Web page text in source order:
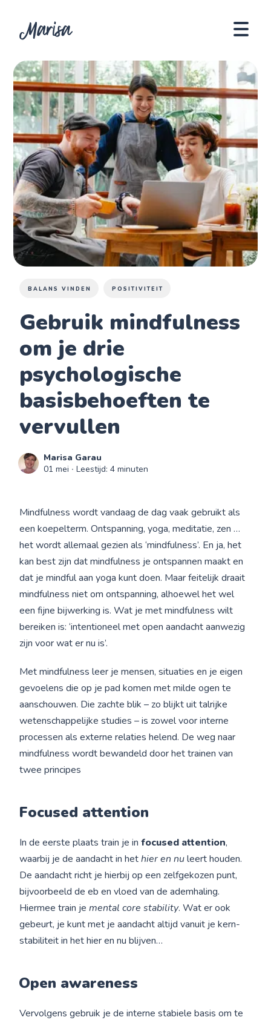
BALANS VINDEN POSITIVITEIT
Gebruik mindfulness
om je drie
psychologische
basisbehoeften te
vervullen
Marisa Garau
01 mei ∙ Leestijd: 4 minuten
Mindfulness wordt vandaag de dag vaak gebruikt als
een koepelterm. Ontspanning, yoga, meditatie, zen …
het wordt allemaal gezien als ‘mindfulness’. En ja, het
kan best zijn dat mindfulness je ontspannen maakt en
dat je mindful aan yoga kunt doen. Maar feitelijk draait
mindfulness niet om ontspanning, alhoewel het wel
een fijne bijwerking is. Wat je met mindfulness wilt
bereiken is: ‘intentioneel met open aandacht aanwezig
zijn voor wat er nu is’.
Met mindfulness leer je mensen, situaties en je eigen
gevoelens die op je pad komen met milde ogen te
aanschouwen. Die zachte blik – zo blijkt uit talrijke
wetenschappelijke studies – is zowel voor interne
processen als externe relaties helend. De weg naar
mindfulness wordt bewandeld door het trainen van
twee principes
Focused attention
In de eerste plaats train je infocused attention,
waarbij je de aandacht in hethier en nuleert houden.
De aandacht richt je hierbij op een zelfgekozen punt,
bijvoorbeeld de eb en vloed van de ademhaling.
Hiermee train jemental core stability. Wat er ook
gebeurt, je kunt met je aandacht altijd vanuit je kern-
stabiliteit in het hier en nu blijven…
Open awareness
Vervolgens gebruik je de interne stabiele basis om te